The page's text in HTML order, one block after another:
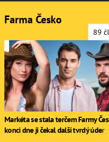
Farma Česko
89
Markéta se stala terčem Farmy
konci dne ji čekal další tvrdý úder